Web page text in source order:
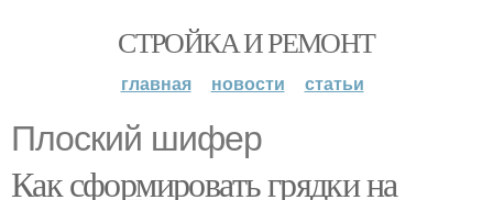
СТРОЙКА И РЕМОНТ
главная новости статьи
Плоский шифер
Как сформировать грядки на